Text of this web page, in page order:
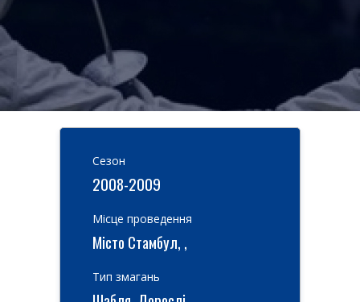
Cезон
2008-2009
Місце проведення
Місто Стамбул, ,
Тип змагань